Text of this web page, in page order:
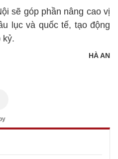
sẽ góp phần nâng cao vị
lục và quốc tế, tạo động
kỷ.
HÀ AN